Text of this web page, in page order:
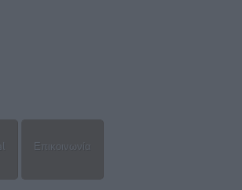
Επικοινωνία